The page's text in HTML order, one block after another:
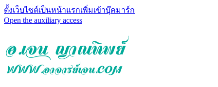
ตั้งเว็บไซต์เป็นหน้าแรกเพิ่มเข้าบุ๊คมาร์ก
Open the auxiliary access